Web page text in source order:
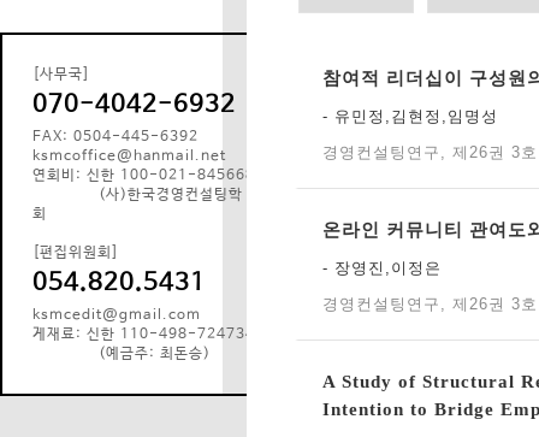
[사무국]
070-4042-6932
FAX: 0504-445-6392
ksmcoffice@hanmail.net
연회비: 신한 100-021-845668
(사)한국경영컨설팅학
회
[편집위원회]
054.820.5431
ksmcedit@gmail.com
게재료: 신한 110-498-724734
(예금주: 최돈승)
참여적 리더십이 구성원
- 유민정,김현정,임명성
경영컨설팅연구, 제26권 3
온라인 커뮤니티 관여도
- 장영진,이정은
경영컨설팅연구, 제26권 3
A Study of Structural
Intention to Bridge